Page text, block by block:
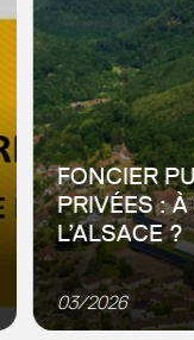
FONCIER
PRIVÉES :
L’ALSACE ?
La loi « Climat et
artificialisation
œuvre réside
03/2026